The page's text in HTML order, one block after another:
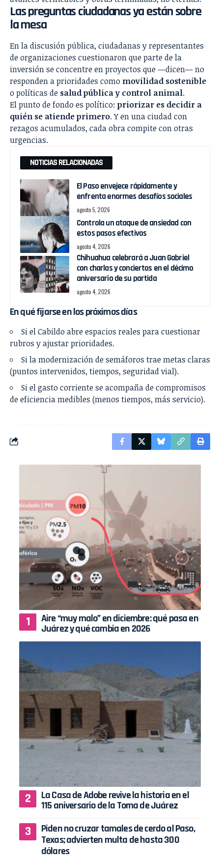
Las preguntas ciudadanas ya están sobre
la mesa
En la discusión pública, ciudadanas y representantes
de organizaciones cuestionaron que parte de la
inversión se concentre en proyectos que —dicen— no
responden a prioridades como movilidad sostenible
o políticas de salud pública y control animal.
El punto de fondo es político: priorizar es decidir a
quién se atiende primero. Y en una ciudad con
rezagos acumulados, cada obra compite con otras
urgencias.
NOTICIAS RELACIONADAS
El Paso envejece rápidamente y
enfrenta enormes desafíos sociales
agosto 5, 2026
Controla un ataque de ansiedad con
estos pasos efectivos
agosto 4, 2026
Chihuahua celebrará a Juan Gabriel
con charlas y conciertos en el décimo
aniversario de su partida
agosto 4, 2026
En qué fijarse en los próximos días
Si el Cabildo abre espacios reales para cuestionar
rubros y ajustar prioridades.
Si la modernización de semáforos trae metas claras
(puntos intervenidos, tiempos, seguridad vial).
Si el gasto corriente se acompaña de compromisos
de eficiencia medibles (menos tiempos, más servicio).
Aire “muy malo” en diciembre: qué pasa en
Juárez y qué cambia en 2026
La Casa de Adobe revive la historia en el
115 aniversario de la Toma de Juárez
Piden no cruzar tamales de cerdo al Paso,
Texas; advierten multa de hasta 300
dólares